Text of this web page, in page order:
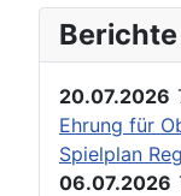
Berichte
20.07.2026
Ehrung für
Spielplan
06.07.2026